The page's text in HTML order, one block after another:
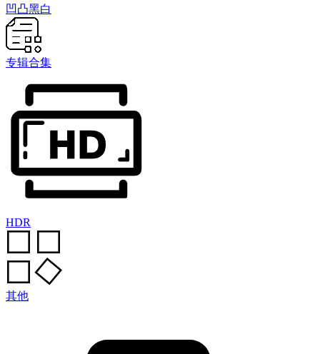
凹凸黑白
专辑合集
HDR
其他